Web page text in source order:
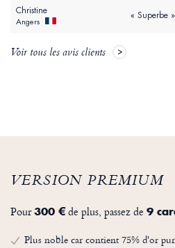
Christine
Angers
« Superbe »
Voir tous les avis clients
VERSION PREMIUM
Pour300 €de plus, passez de 9
Plus noble car contient 75% d'or